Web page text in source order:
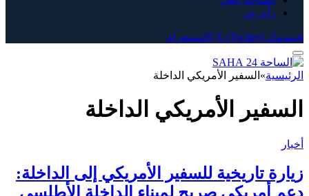
رأي حر
فيسبوك X (Twitter) الانستغرام
الرئيسية» السفير الأمريكي الداخلة
السفير الأمريكي الداخلة
أخبار
زيارة تاريخية للسفير الأمريكي إلى الداخلة: